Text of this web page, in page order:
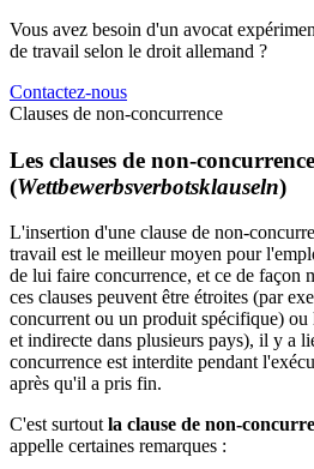
Vous avez besoin d'un avocat
de travail selon le droit allemand ?
Contactez-nous
Clauses de non-concurrence
Les clauses de non-concurrence
(Wettbewerbsverbotsklauseln)
L'insertion d'une clause de non-
travail est le meilleur moyen pour
de lui faire concurrence, et ce de façon
ces clauses peuvent être étroites (par
concurrent ou un produit spécifique) ou
et indirecte dans plusieurs pays), il y a
concurrence est interdite pendant
après qu'il a pris fin.
C'est surtout la clause de non-
appelle certaines remarques :